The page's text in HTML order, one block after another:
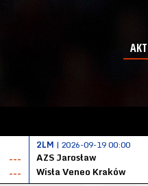
---
---
2LM | 2026-09-19 00:00
AZS Jarosław
Wisła Veneo Kraków